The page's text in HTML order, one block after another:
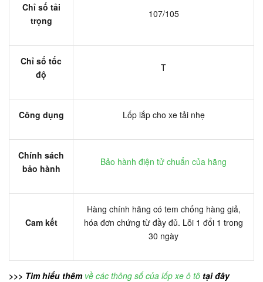
Chỉ số tải
trọng
107/105
Chỉ số tốc
độ
T
Công dụng Lốp lắp cho xe tải nhẹ
Chính sách
bảo hành
Bảo hành điện tử chuẩn của hãng
Cam kết
Hàng chính hãng có tem chống hàng giả,
hóa đơn chứng từ đầy đủ. Lỗi 1 đổi 1 trong
30 ngày
>>> Tìm hiểu thêm về các thông số của lốp xe ô tô tại đây